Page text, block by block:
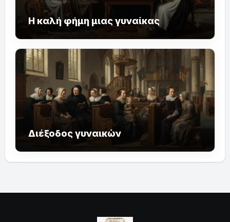
Η καλή φήμη μιας γυναίκας
Διέξοδος γυναικών